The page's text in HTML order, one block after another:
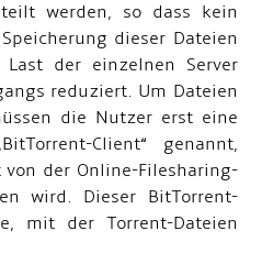
werden, so dass kein
dieser Dateien
der einzelnen Server
reduziert. Um Dateien
die Nutzer erst eine
Client“ genannt,
der Online-Filesharing-
wird. Dieser BitTorrent-
mit der Torrent-Dateien